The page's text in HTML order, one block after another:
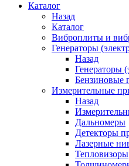
Каталог
Назад
Каталог
Виброплиты и
Генераторы
Назад
Генераторы
Бензиновые
Измерительные
Назад
Дальномеры
Детекторы
Лазерные
Тепловизоры